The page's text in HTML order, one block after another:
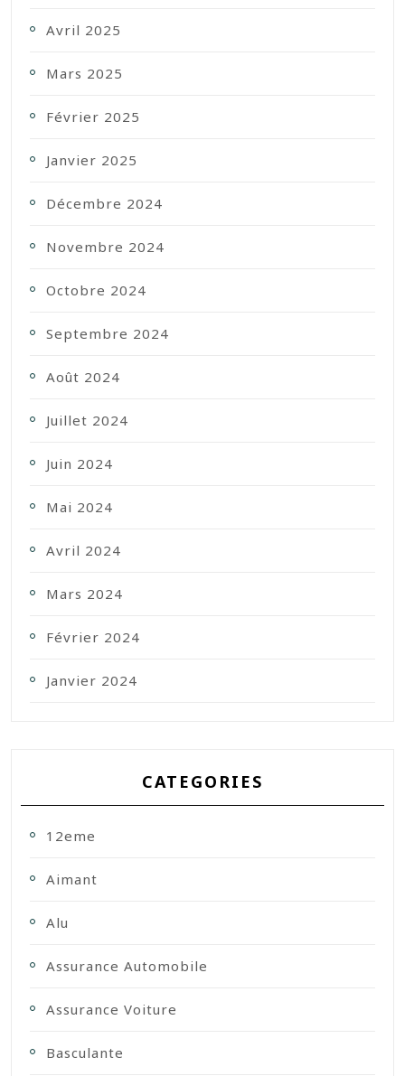
Avril 2025
Mars 2025
Février 2025
Janvier 2025
Décembre 2024
Novembre 2024
Octobre 2024
Septembre 2024
Août 2024
Juillet 2024
Juin 2024
Mai 2024
Avril 2024
Mars 2024
Février 2024
Janvier 2024
CATEGORIES
12eme
Aimant
Alu
Assurance Automobile
Assurance Voiture
Basculante